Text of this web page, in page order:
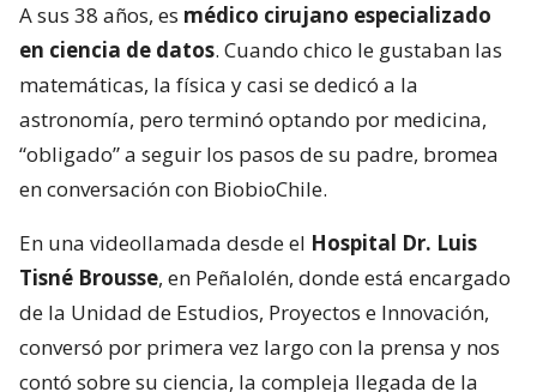
A sus 38 años, es médico cirujano especializado
en ciencia de datos. Cuando chico le gustaban las
matemáticas, la física y casi se dedicó a la
astronomía, pero terminó optando por medicina,
“obligado” a seguir los pasos de su padre, bromea
en conversación con BiobioChile.
En una videollamada desde el Hospital Dr. Luis
Tisné Brousse, en Peñalolén, donde está encargado
de la Unidad de Estudios, Proyectos e Innovación,
conversó por primera vez largo con la prensa y nos
contó sobre su ciencia, la compleja llegada de la